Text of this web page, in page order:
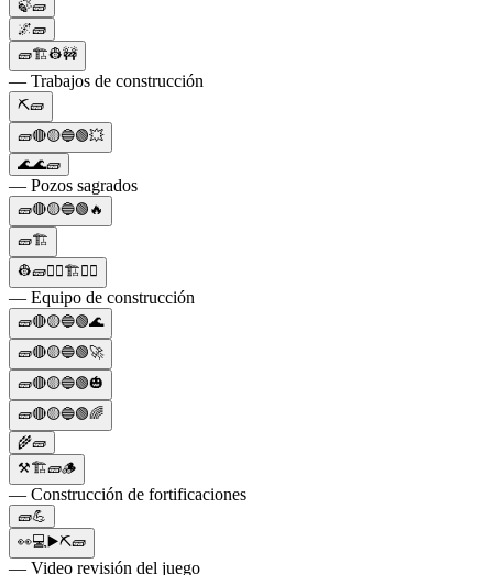
🍃🧱
🌌🧱
🧱🏗👷🚧
— Trabajos de construcción
⛏🧱
🧱🔴🟡🔵🟢💥
🌊🌊🧱
— Pozos sagrados
🧱🔴🟡🔵🟢🔥
🧱🏗️
👷🧱👷‍♂️🏗👷‍♀️
— Equipo de construcción
🧱🔴🟡🔵🟢🌊
🧱🔴🟡🔵🟢🚀
🧱🔴🟡🔵🟢🎃
🧱🔴🟡🔵🟢🌈
🌾🧱
⚒️🏗🧱🪵
— Construcción de fortificaciones
🧱💪
👀💻▶️⛏🧱
— Video revisión del juego